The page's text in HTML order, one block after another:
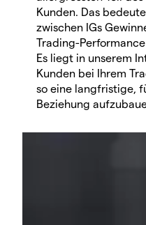
Kunden. Das
zwischen IGs
Trading-
Es liegt in unserem
Kunden bei Ihrem
so eine langfristige,
Beziehung